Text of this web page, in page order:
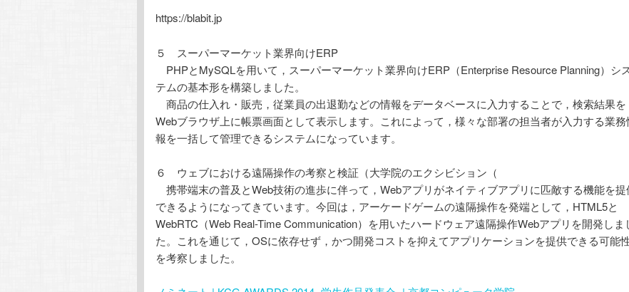
https://blabit.jp
５ スーパーマーケット業界向けERP
PHPとMySQLを用いて，スーパーマーケット業界向けERP（Enterprise Resource Planning）シ
テムの基本形を構築しました。
商品の仕入れ・販売，従業員の出退勤などの情報をデータベースに入力することで，検索結果を
Webブラウザ上に帳票画面として表示します。これによって，様々な部署の担当者が入力する業務
報を一括して管理できるシステムになっています。
６ ウェブにおける遠隔操作の考察と検証（大学院のエクシビション（
携帯端末の普及とWeb技術の進歩に伴って，Webアプリがネイティブアプリに匹敵する機能を提
できるようになってきています。今回は，アーケードゲームの遠隔操作を発端として，HTML5と
WebRTC（Web Real-Time Communication）を用いたハードウェア遠隔操作Webアプリを開発しま
た。これを通じて，OSに依存せず，かつ開発コストを抑えてアプリケーションを提供できる可能
を考察しました。